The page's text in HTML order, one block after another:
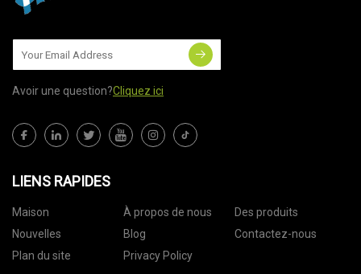
Avoir une question?Cliquez ici
LIENS RAPIDES
Maison À propos de nous
Des produits
Nouvelles
Blog
Contactez-nous
Plan du site
Privacy Policy